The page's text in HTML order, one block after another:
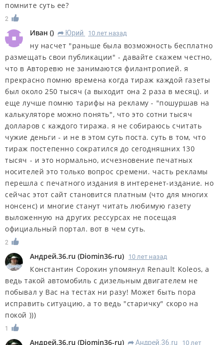
помните суть ее?
2
Иван () R Юрий 10 лет назад
ну насчет "раньше была возможность бесплатно
размещать свои публикации" - давайте скажем честно,
что в Авторевю не занимаются филантропией. я
прекрасно помню времена когда тираж каждой газеты
был около 250 тысяч (а выходит она 2 раза в месяц). и
еще лучше помню тарифы на рекламу - "пошуршав на
калькуляторе можно понять", что это сотни тысяч
долларов с каждого тиража. я не собираюсь считать
чужие деньги - и не в этом суть поста. суть в том, что
тираж постепенно сократился до сегодняшних 130
тысяч - и это нормально, исчезновение печатных
носителей это только вопрос сремени. часть рекламы
перешла с печатного издания в интеренет-издание. но
сейчас этот сайт становится платным (что для многих
нонсенс) и многие станут читать любимую газету
выложенную на других рессурсах не посещая
официальный портал. вот в чем суть.
2
Андрей.36.ru (Diomin36-ru) 10 лет назад
Константин Сорокин упомянул Renault Koleos, а
ведь такой автомобиль с дизельным двигателем не
побывал у Вас на тестах ни разу! Может быть пора
исправить ситуацию, а то ведь "старичку" скоро на
покой )))
1
Андрей.36.ru (Diomin36-ru) R Андрей.36.ru 10 лет